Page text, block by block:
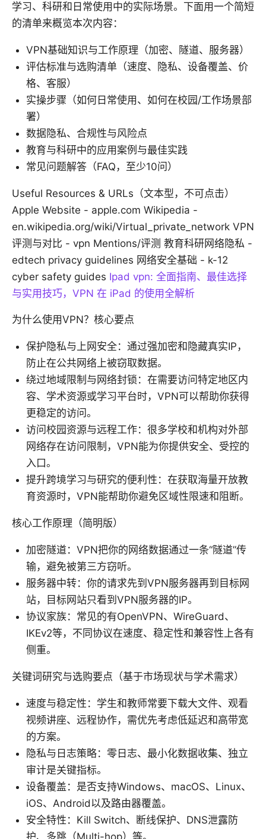
学习、科研和日常使用中的实际场景。下面用一个简短
的清单来概览本次内容：
VPN基础知识与工作原理（加密、隧道、服务器）
评估标准与选购清单（速度、隐私、设备覆盖、价
格、客服）
实操步骤（如何日常使用、如何在校园/工作场景部
署）
数据隐私、合规性与风险点
教育与科研中的应用案例与最佳实践
常见问题解答（FAQ，至少10问）
Useful Resources & URLs（文本型，不可点击）
Apple Website - apple.com Wikipedia -
en.wikipedia.org/wiki/Virtual_private_network VPN
评测与对比 - vpn Mentions/评测 教育科研网络隐私 -
edtech privacy guidelines 网络安全基础 - k-12
cyber safety guides Ipad vpn: 全面指南、最佳选择
与实用技巧，VPN 在 iPad 的使用全解析
为什么使用VPN？核心要点
保护隐私与上网安全：通过强加密和隐藏真实IP，
防止在公共网络上被窃取数据。
绕过地域限制与网络封锁：在需要访问特定地区内
容、学术资源或学习平台时，VPN可以帮助你获得
更稳定的访问。
访问校园资源与远程工作：很多学校和机构对外部
网络存在访问限制，VPN能为你提供安全、受控的
入口。
提升跨境学习与研究的便利性：在获取海量开放教
育资源时，VPN能帮助你避免区域性限速和阻断。
核心工作原理（简明版）
加密隧道：VPN把你的网络数据通过一条“隧道”传
输，避免被第三方窃听。
服务器中转：你的请求先到VPN服务器再到目标网
站，目标网站只看到VPN服务器的IP。
协议家族：常见的有OpenVPN、WireGuard、
IKEv2等，不同协议在速度、稳定性和兼容性上各有
侧重。
关键词研究与选购要点（基于市场现状与学术需求）
速度与稳定性：学生和教师常要下载大文件、观看
视频讲座、远程协作，需优先考虑低延迟和高带宽
的方案。
隐私与日志策略：零日志、最小化数据收集、独立
审计是关键指标。
设备覆盖：是否支持Windows、macOS、Linux、
iOS、Android以及路由器覆盖。
安全特性：Kill Switch、断线保护、DNS泄露防